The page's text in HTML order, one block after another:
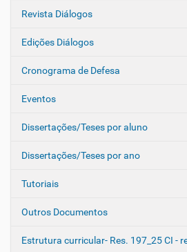
Revista Diálogos
Edições Diálogos
Cronograma de Defesa
Eventos
Dissertações/Teses por aluno
Dissertações/Teses por ano
Tutoriais
Outros Documentos
Estrutura curricular- Res. 197_25 CI -